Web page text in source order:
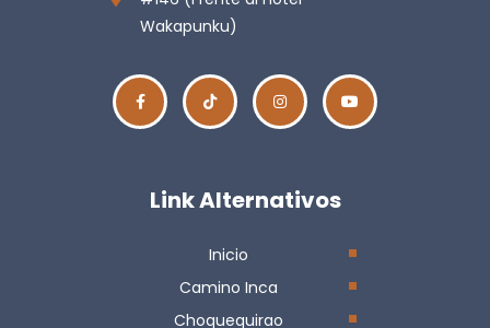
Wakapunku)
Link Alternativos
Inicio
Camino Inca
Choquequirao